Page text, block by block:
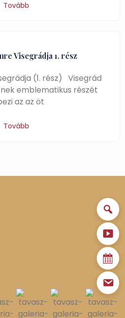
Tovább
Visegrádja 1. rész
(1. rész) Visegrád
emblematikus részét
az az öt
Tovább